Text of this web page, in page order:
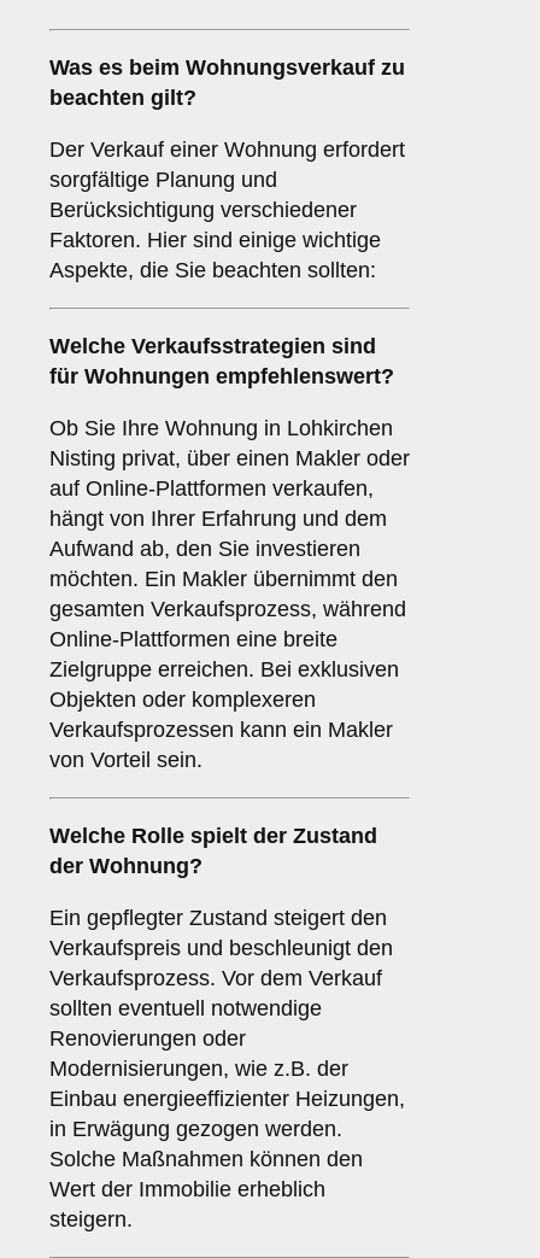
Was es beim Wohnungsverkauf zu
beachten gilt?
Der Verkauf einer Wohnung erfordert
sorgfältige Planung und
Berücksichtigung verschiedener
Faktoren. Hier sind einige wichtige
Aspekte, die Sie beachten sollten:
Welche Verkaufsstrategien sind
für Wohnungen empfehlenswert?
Ob Sie Ihre Wohnung in Lohkirchen
Nisting privat, über einen Makler oder
auf Online-Plattformen verkaufen,
hängt von Ihrer Erfahrung und dem
Aufwand ab, den Sie investieren
möchten. Ein Makler übernimmt den
gesamten Verkaufsprozess, während
Online-Plattformen eine breite
Zielgruppe erreichen. Bei exklusiven
Objekten oder komplexeren
Verkaufsprozessen kann ein Makler
von Vorteil sein.
Welche Rolle spielt der Zustand
der Wohnung?
Ein gepflegter Zustand steigert den
Verkaufspreis und beschleunigt den
Verkaufsprozess. Vor dem Verkauf
sollten eventuell notwendige
Renovierungen oder
Modernisierungen, wie z.B. der
Einbau energieeffizienter Heizungen,
in Erwägung gezogen werden.
Solche Maßnahmen können den
Wert der Immobilie erheblich
steigern.